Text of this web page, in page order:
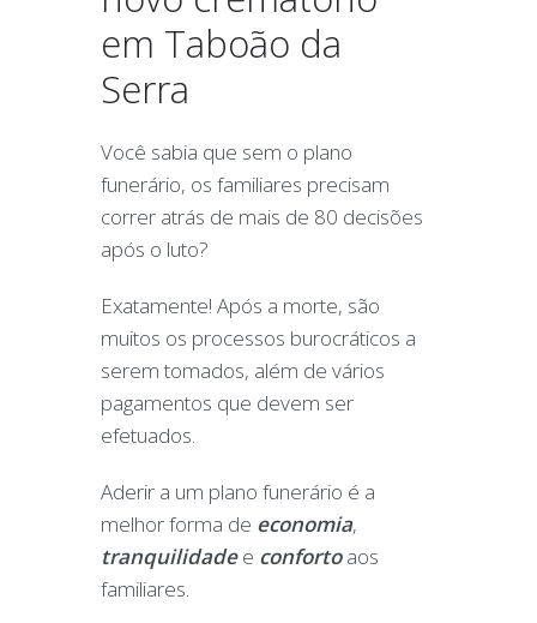
em Taboão da
Serra
Você sabia que sem o plano
funerário, os familiares precisam
correr atrás de mais de 80 decisões
após o luto?
Exatamente! Após a morte, são
muitos os processos burocráticos a
serem tomados, além de vários
pagamentos que devem ser
efetuados.
Aderir a um plano funerário é a
melhor forma de economia,
tranquilidadee confortoaos
familiares.